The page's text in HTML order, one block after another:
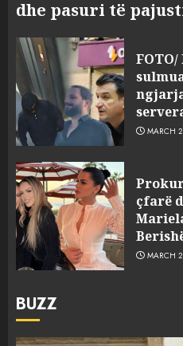
dhe pasuri të
MARCH
çfarë
MARCH
BUZZ